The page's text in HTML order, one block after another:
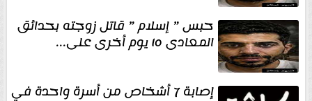
حبس ” إسلام ” قاتل زوجته بحدائق
المعادى ١٥ يوم أخرى على...
إصابة 7 أشخاص من أسرة واحدة في